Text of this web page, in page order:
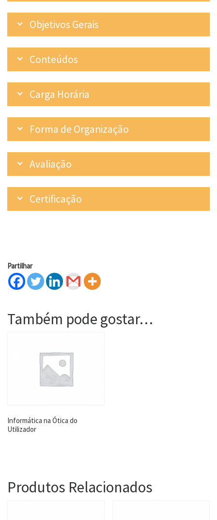
Objetivos Gerais
Conteúdos
Carga Horária
Forma de Organização
Avaliação
Certificação
Partilhar
Também pode gostar…
Informática na Ótica do
Utilizador
Produtos Relacionados